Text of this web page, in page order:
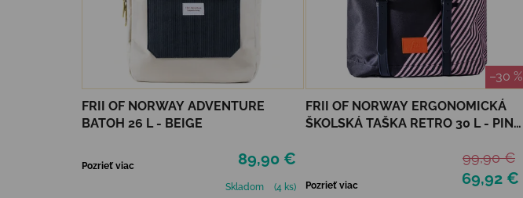
FRII OF NORWAY ADVENTURE
BATOH 26 L - BEIGE
89,90 €
Pozrieť viac
Skladom
(4 ks)
–30 %
FRII OF NORWAY ERGONOMICKÁ
ŠKOLSKÁ TAŠKA RETRO 30 L - PINK
69,92 €
99,90 €
Pozrieť viac